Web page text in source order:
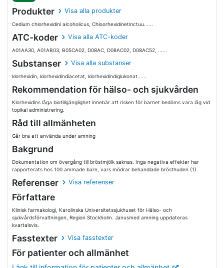
Produkter Visa alla produkter
Cedium chlorhexidini alcoholicus, Chloorhexidinetinctuu......
ATC-koder Visa alla ATC-koder
A01AA30, A01AB03, B05CA02, D08AC, D08AC02, D08AC52, ......
Substanser Visa alla substanser
klorhexidin, klorhexidindiacetat, klorhexidindiglukonat......
Rekommendation för hälso- och sjukvården
Klorhexidins låga biotillgänglighet innebär att risken för barnet bedöms vara låg vid
topikal administrering.
Råd till allmänheten
Går bra att använda under amning
Bakgrund
Dokumentation om övergång till bröstmjölk saknas. Inga negativa effekter har
rapporterats hos 100 ammade barn, vars mödrar behandlade brösthuden (1).
Referenser Visa referenser
Författare
Klinisk farmakologi, Karolinska Universitetssjukhuset för Hälso- och
sjukvårdsförvaltningen, Region Stockholm. Janusmed amning uppdateras
kvartalsvis.
Fasstexter Visa fasstexter
För patienter och allmänhet